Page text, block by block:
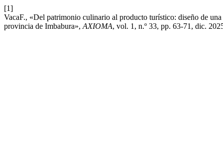
[1]
VacaF., «Del patrimonio culinario al producto turístico: diseño de
provincia de Imbabura», AXIOMA, vol. 1, n.º 33, pp. 63-71, dic.